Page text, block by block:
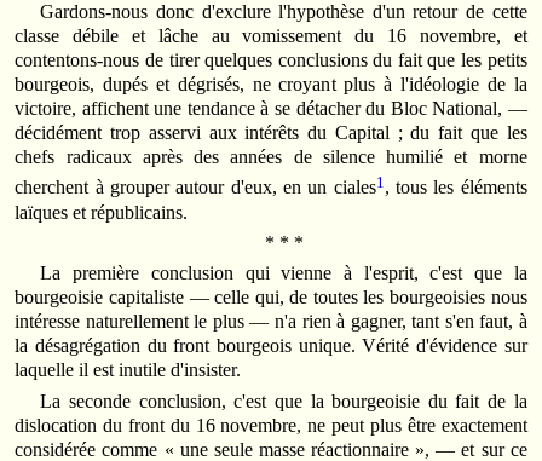
Gardons-nous donc d'exclure l'hypothèse d'un retour de cette
classe débile et lâche au vomissement du 16 novembre, et
contentons-nous de tirer quelques conclusions du fait que les petits
bourgeois, dupés et dégrisés, ne croyant plus à l'idéologie de la
victoire, affichent une tendance à se détacher du Bloc National, —
décidément trop asservi aux intérêts du Capital ; du fait que les
chefs radicaux après des années de silence humilié et morne
cherchent à grouper autour d'eux, en un ciales1 , tous les éléments
laïques et républicains.
* * *
La première conclusion qui vienne à l'esprit, c'est que la
bourgeoisie capitaliste — celle qui, de toutes les bourgeoisies nous
intéresse naturellement le plus — n'a rien à gagner, tant s'en faut, à
la désagrégation du front bourgeois unique. Vérité d'évidence sur
laquelle il est inutile d'insister.
La seconde conclusion, c'est que la bourgeoisie du fait de la
dislocation du front du 16 novembre, ne peut plus être exactement
considérée comme « une seule masse réactionnaire », — et sur ce